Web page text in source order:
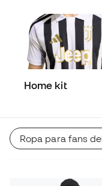
Home kit
Ropa para fans